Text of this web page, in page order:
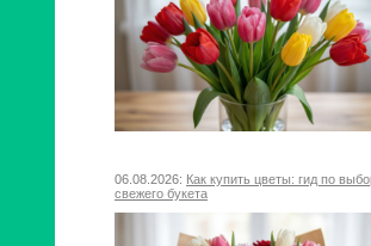
06.08.2026: Как купить цветы: гид по
свежего букета